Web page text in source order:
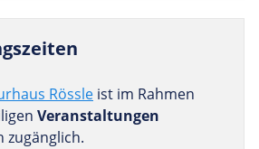
Rössle ist im Rahmen
Veranstaltungen
zugänglich.